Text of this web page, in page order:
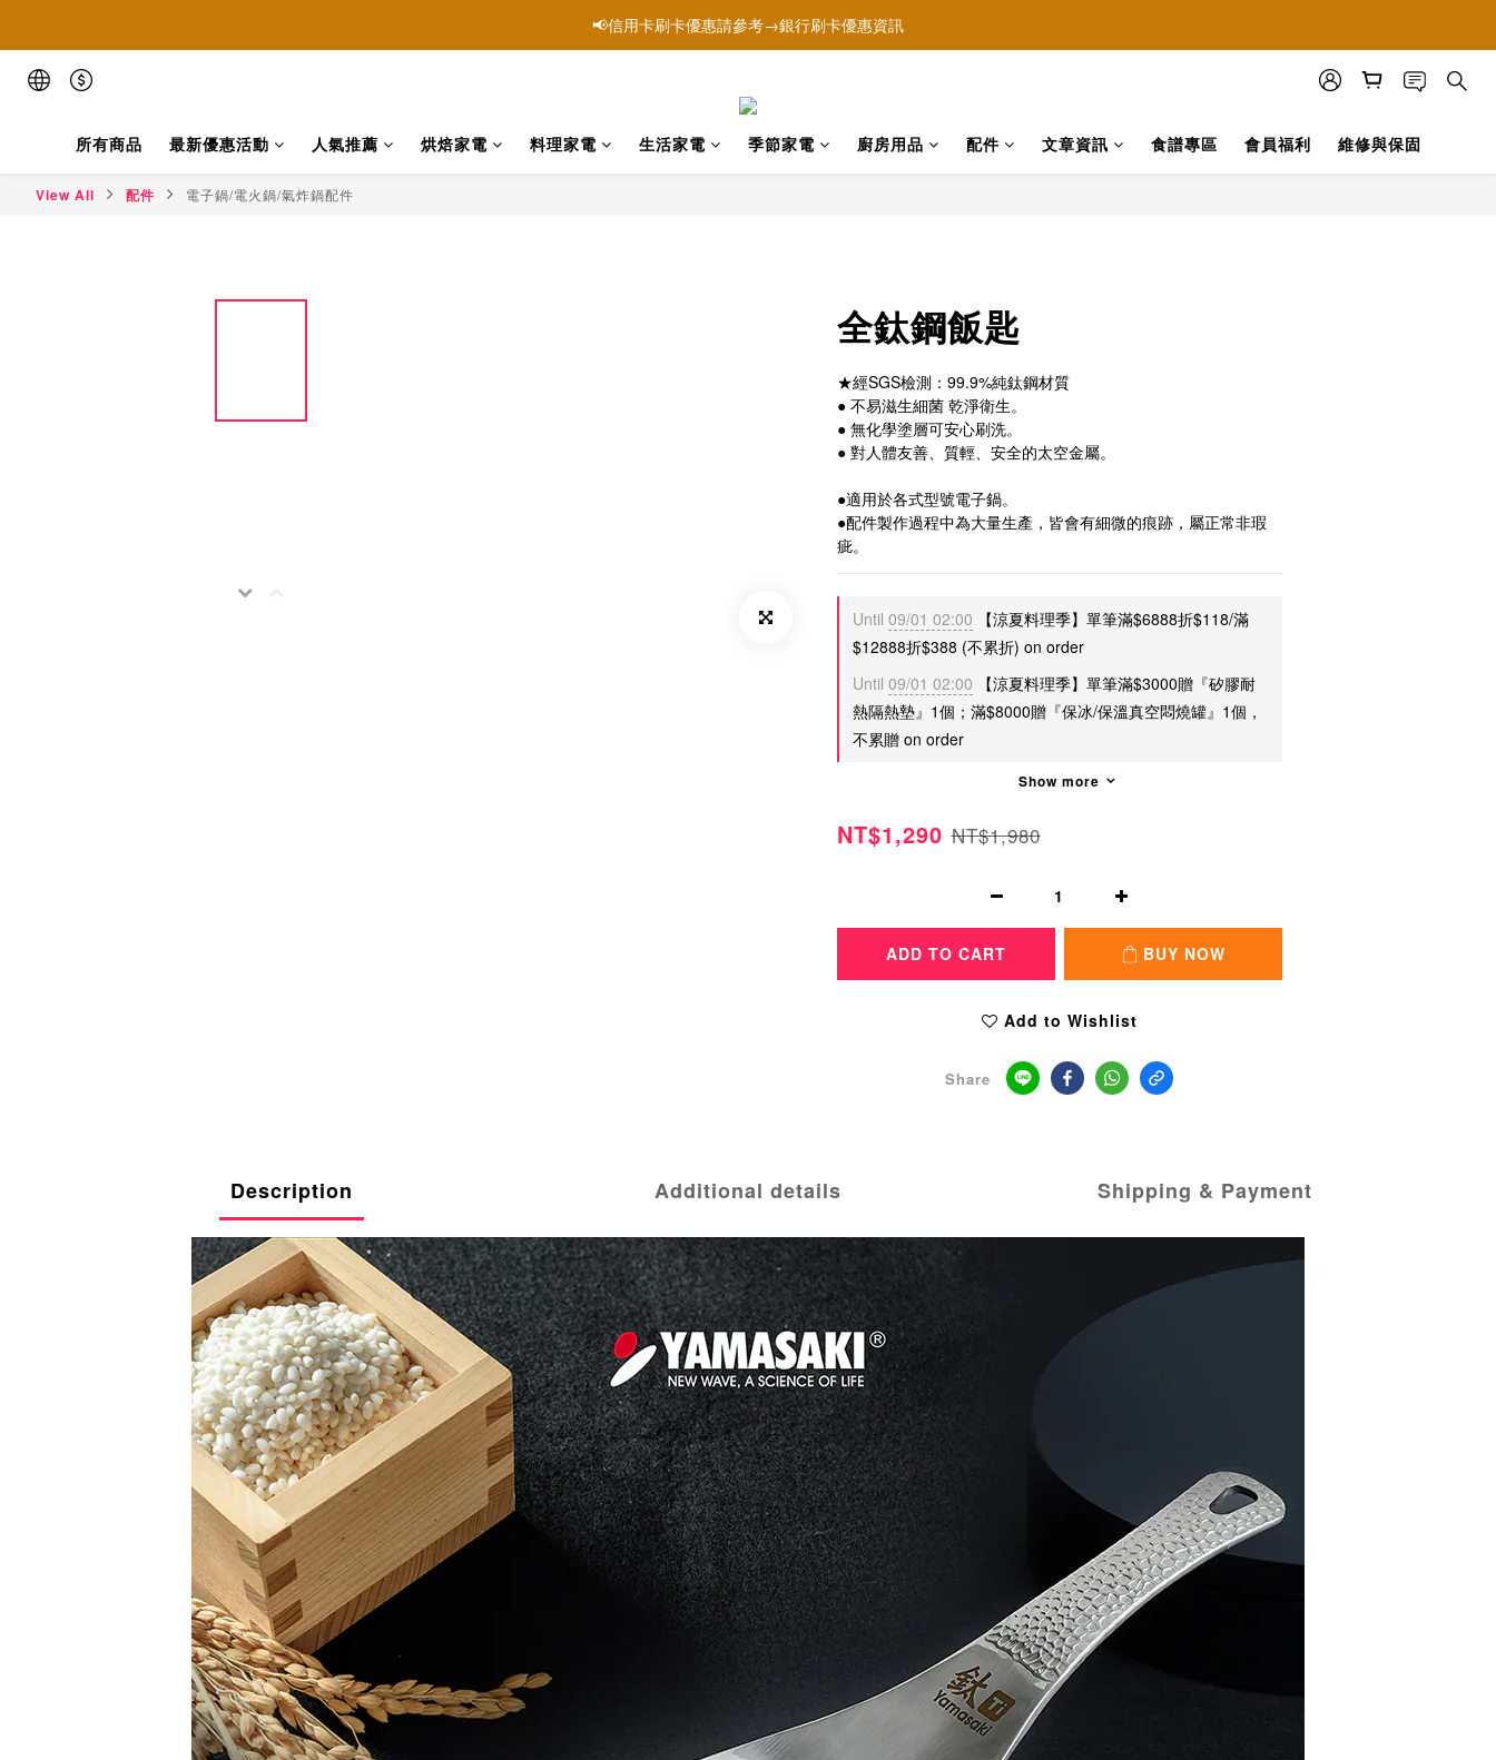
📢本網站為【山崎家電官方購物網】屬於品牌「YAMASAKI 山崎家電」唯一官方購物網站
📢本網站為【山崎家電官方購物網】屬於品牌「YAMASAKI 山崎家電」唯一官方購物網站
所有商品
最新優惠活動 人氣推薦 烘焙家電 料理家電 生活家電 季節家電 廚房用品 配件 文章資訊 食譜專區 會員福利 維修與保固
View All 配件 電子鍋/電火鍋/氣炸鍋配件
全鈦鋼飯匙
★經SGS檢測：99.9%純鈦鋼材質
● 不易滋生細菌 乾淨衛生。
● 無化學塗層可安心刷洗。
● 對人體友善、質輕、安全的太空金屬。
●適用於各式型號電子鍋。
●配件製作過程中為大量生產，皆會有細微的痕跡，屬正常非瑕
疵。
Until 09/01 02:00 【涼夏料理季】單筆滿$6888折$118/滿
$12888折$388 (不累折) on order
Until 09/01 02:00 【涼夏料理季】單筆滿$3000贈『矽膠耐
熱隔熱墊』1個；滿$8000贈『保冰/保溫真空悶燒罐』1個，
不累贈 on order
Show more
NT$1,290 NT$1,980
ADD TO CART BUY NOW
Add to Wishlist
Share
Description Additional details Shipping & Payment